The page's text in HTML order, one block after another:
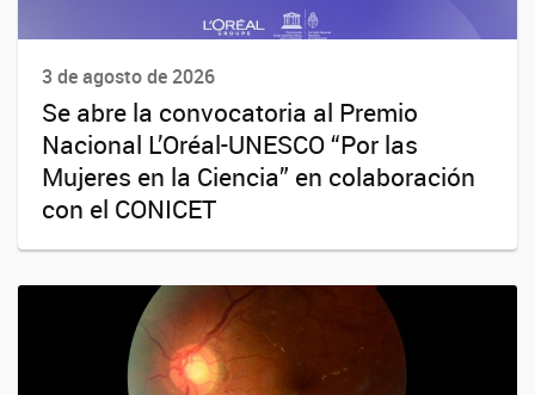
3 de agosto de 2026
Se abre la convocatoria al Premio
Nacional L’Oréal-UNESCO “Por las
Mujeres en la Ciencia” en colaboración
con el CONICET